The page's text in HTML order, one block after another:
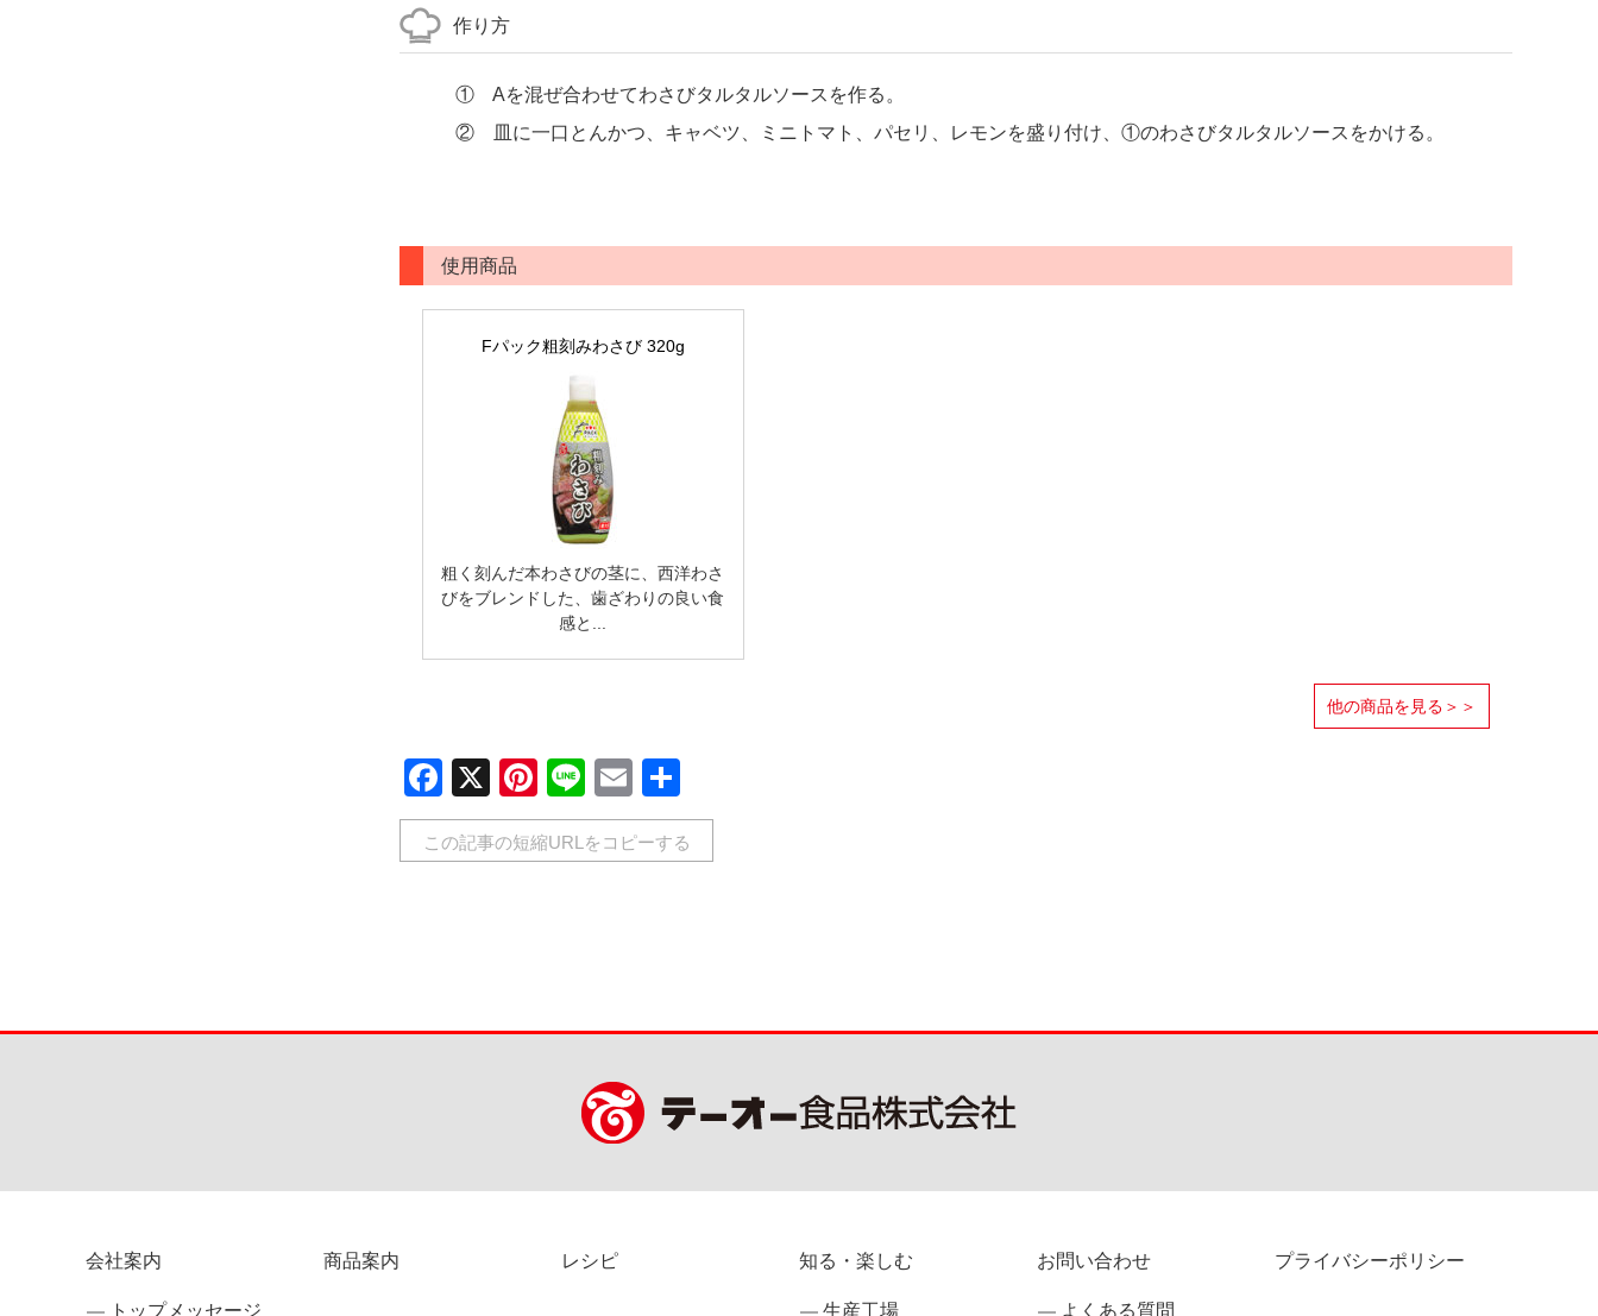
作り方
① Aを混ぜ合わせてわさびタルタルソースを作る。
② 皿に一口とんかつ、キャベツ、ミニトマト、パセリ、レモンを盛り付け、①のわさびタルタルソースをかける。
使用商品
Fパック粗刻みわさび 320g
粗く刻んだ本わさびの茎に、西洋わさ
びをブレンドした、歯ざわりの良い食
感と...
他の商品を見る＞＞
Facebook
X Pinterest
LineEmail
有
この記事の短縮URLをコピーする
会社案内
トップメッセージ
商品案内 レシピ 知る・楽しむ
生産工場
お問い合わせ
よくある質問
プライバシーポリシー